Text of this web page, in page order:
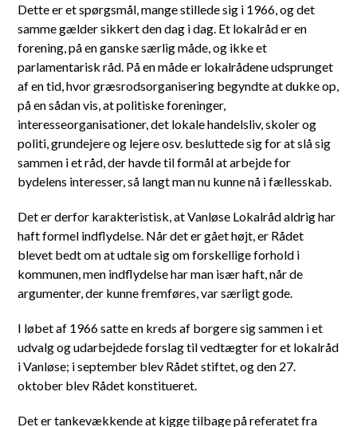
Dette er et spørgsmål, mange stillede sig i 1966, og det
samme gælder sikkert den dag i dag. Et lokalråd er en
forening, på en ganske særlig måde, og ikke et
parlamentarisk råd. På en måde er lokalrådene udsprunget
af en tid, hvor græsrodsorganisering begyndte at dukke op,
på en sådan vis, at politiske foreninger,
interesseorganisationer, det lokale handelsliv, skoler og
politi, grundejere og lejere osv. besluttede sig for at slå sig
sammen i et råd, der havde til formål at arbejde for
bydelens interesser, så langt man nu kunne nå i fællesskab.
Det er derfor karakteristisk, at Vanløse Lokalråd aldrig har
haft formel indflydelse. Når det er gået højt, er Rådet
blevet bedt om at udtale sig om forskellige forhold i
kommunen, men indflydelse har man især haft, når de
argumenter, der kunne fremføres, var særligt gode.
I løbet af 1966 satte en kreds af borgere sig sammen i et
udvalg og udarbejdede forslag til vedtægter for et lokalråd
i Vanløse; i september blev Rådet stiftet, og den 27.
oktober blev Rådet konstitueret.
Det er tankevækkende at kigge tilbage på referatet fra